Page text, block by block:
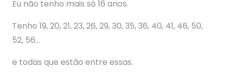
Eu não tenho mais só 16 anos.
Tenho 19, 20, 21, 23, 26, 29, 30, 35, 36, 40, 41, 46, 50,
52, 56…
e todas que estão entre essas.